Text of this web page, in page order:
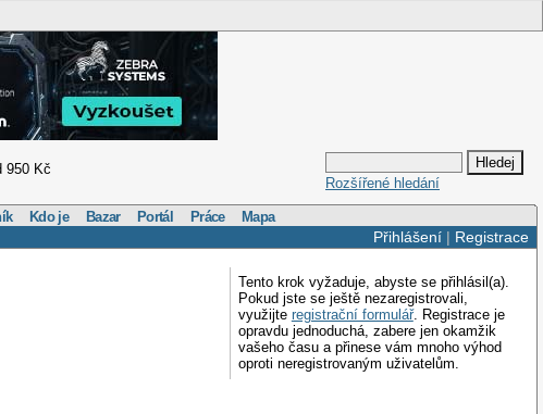
950 Kč
Rozšířené hledání
Kdo je Bazar Portál Práce Mapa
Přihlášení| Registrace
Tento krok vyžaduje, abyste se přihlásil(a).
Pokud jste se ještě nezaregistrovali,
využijte registrační formulář. Registrace je
opravdu jednoduchá, zabere jen okamžik
vašeho času a přinese vám mnoho výhod
oproti neregistrovaným uživatelům.